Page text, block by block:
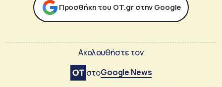
Προσθήκη του ΟΤ.gr στην Google
Ακολουθήστε τον
στοGoogle News